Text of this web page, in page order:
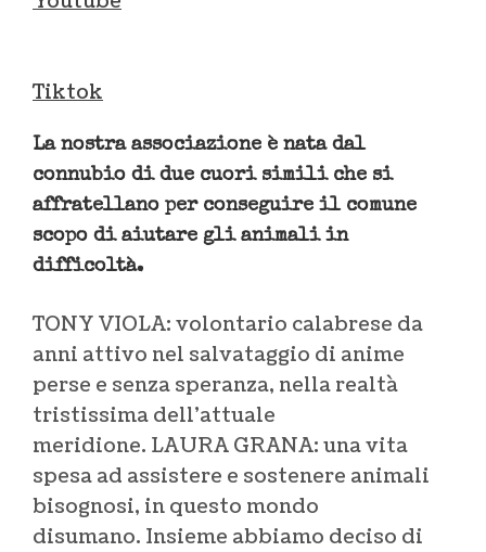
Tiktok
La nostra associazione è nata dal
connubio di due cuori simili che si
affratellano per conseguire il comune
scopo di aiutare gli animali in
difficoltà.
TONY VIOLA: volontario calabrese da
anni attivo nel salvataggio di anime
perse e senza speranza, nella realtà
tristissima dell’attuale
meridione. LAURA GRANA: una vita
spesa ad assistere e sostenere animali
bisognosi, in questo mondo
disumano. Insieme abbiamo deciso di